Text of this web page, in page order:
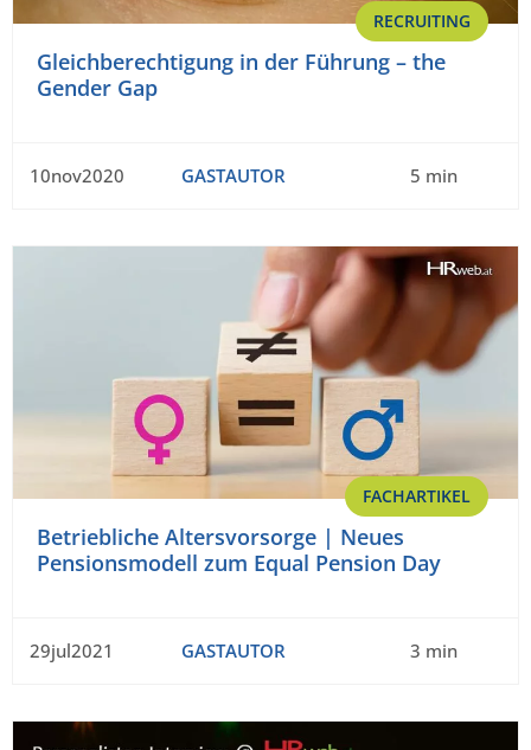
RECRUITING
Gleichberechtigung in der Führung – the
Gender Gap
10nov2020 GASTAUTOR 5 min
FACHARTIKEL
Betriebliche Altersvorsorge | Neues
Pensionsmodell zum Equal Pension Day
29jul2021 GASTAUTOR 3 min